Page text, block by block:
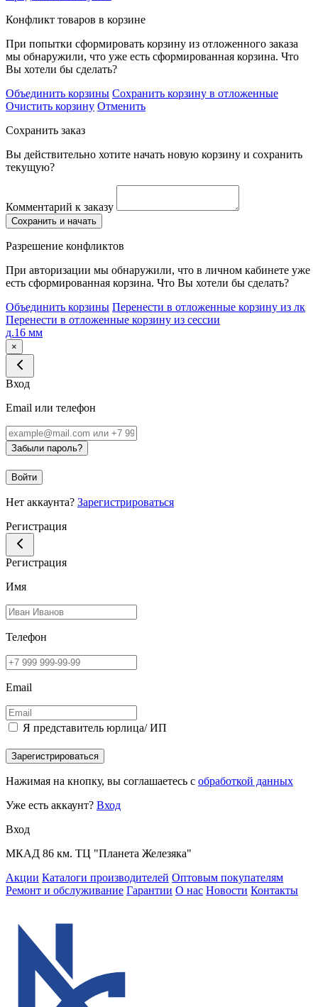
Конфликт товаров в корзине
При попытки сформировать корзину из отложенного заказа
мы обнаружили, что уже есть сформированная корзина. Что
Вы хотели бы сделать?
Объединить корзины Сохранить корзину в отложенные
Очистить корзину Отменить
Сохранить заказ
Вы действительно хотите начать новую корзину и сохранить
текущую?
Комментарий к заказу
Сохранить и начать
Разрешение конфликтов
При авторизации мы обнаружили, что в личном кабинете уже
есть сформированная корзина. Что Вы хотели бы сделать?
Объединить корзины Перенести в отложенные корзину из лк
Перенести в отложенные корзину из сессии
д.16 мм
×
Вход
Email или телефон
Забыли пароль?
Войти
Нет аккаунта? Зарегистрироваться
Регистрация
Регистрация
Имя
Телефон
Email
Я представитель юрлица/ ИП
Зарегистрироваться
Нажимая на кнопку, вы соглашаетесь с обработкой данных
Уже есть аккаунт? Вход
Вход
МКАД 86 км. ТЦ "Планета Железяка"
Акции Каталоги производителей Оптовым покупателям
Ремонт и обслуживание Гарантии О нас Новости Контакты